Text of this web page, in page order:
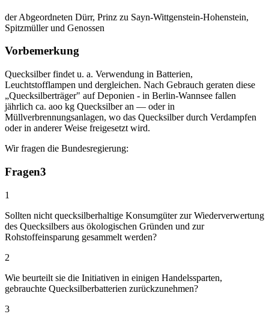
der Abgeordneten Dürr, Prinz zu Sayn-Wittgenstein-Hohenstein,
Spitzmüller und Genossen
Vorbemerkung
Quecksilber findet u. a. Verwendung in Batterien,
Leuchtstofflampen und dergleichen. Nach Gebrauch geraten diese
„Quecksilberträger" auf Deponien - in Berlin-Wannsee fallen
jährlich ca. aoo kg Quecksilber an — oder in
Müllverbrennungsanlagen, wo das Quecksilber durch Verdampfen
oder in anderer Weise freigesetzt wird.
Wir fragen die Bundesregierung:
Fragen3
1
Sollten nicht quecksilberhaltige Konsumgüter zur Wiederverwertung
des Quecksilbers aus ökologischen Gründen und zur
Rohstoffeinsparung gesammelt werden?
2
Wie beurteilt sie die Initiativen in einigen Handelssparten,
gebrauchte Quecksilberbatterien zurückzunehmen?
3